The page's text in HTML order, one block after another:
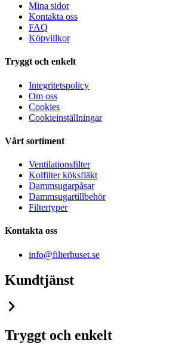
Mina sidor
Kontakta oss
FAQ
Köpvillkor
Tryggt och enkelt
Integritetspolicy
Om oss
Cookies
Cookieinställningar
Vårt sortiment
Ventilationsfilter
Kolfilter köksfläkt
Dammsugarpåsar
Dammsugartillbehör
Filtertyper
Kontakta oss
info@filterhuset.se
Kundtjänst
Tryggt och enkelt